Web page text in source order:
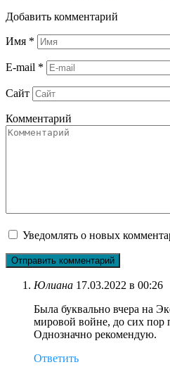
Добавить комментарий
Имя *
E-mail *
Сайт
Комментарий
Уведомлять о новых
Юлиана 17.03.2022 в 00:26
Была буквально вчера на
мировой войне, до сих пор
Однозначно рекомендую.
Ответить